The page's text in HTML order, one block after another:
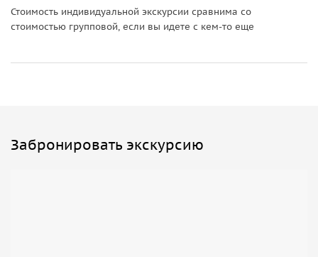
Стоимость индивидуальной экскурсии сравнима со
стоимостью групповой, если вы идете с кем-то еще
Забронировать экскурсию